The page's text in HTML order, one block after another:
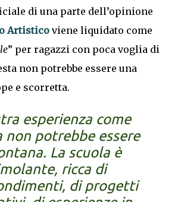
di una parte dell’opinione
Artisticoviene liquidato come
” per ragazzi con poca voglia di
non potrebbe essere una
e scorretta.
esperienza come
non potrebbe essere
La scuola è
ricca di
di progetti